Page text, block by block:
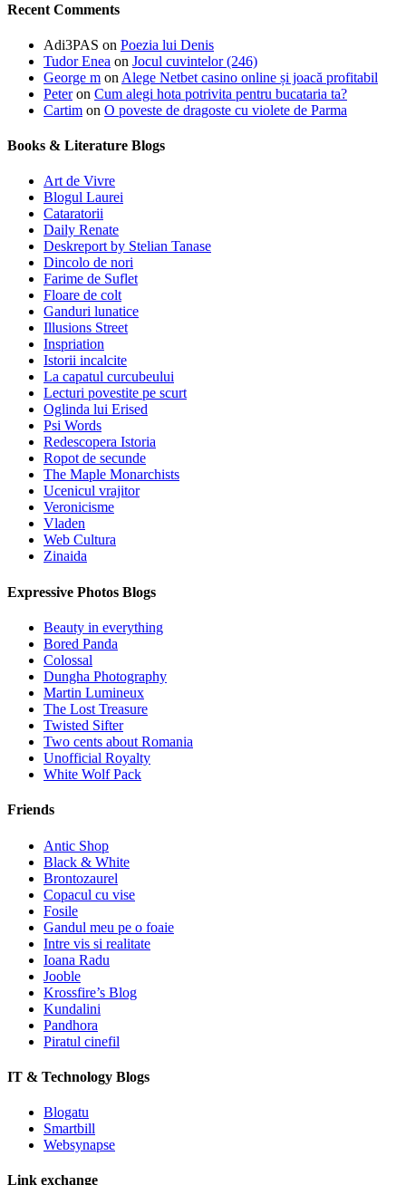
Recent Comments
Adi3PAS on Poezia lui Denis
Tudor Enea on Jocul cuvintelor (246)
George m on Alege Netbet casino online și joacă profitabil
Peteron Cum alegi hota potrivita pentru bucataria ta?
Cartim on O poveste de dragoste cu violete de Parma
Books & Literature Blogs
Art de Vivre
Blogul Laurei
Cataratorii
Daily Renate
Deskreport by Stelian Tanase
Dincolo de nori
Farime de Suflet
Floare de colt
Ganduri lunatice
Illusions Street
Inspriation
Istorii incalcite
La capatul curcubeului
Lecturi povestite pe scurt
Oglinda lui Erised
Psi Words
Redescopera Istoria
Ropot de secunde
The Maple Monarchists
Ucenicul vrajitor
Veronicisme
Vladen
Web Cultura
Zinaida
Expressive Photos Blogs
Beauty in everything
Bored Panda
Colossal
Dungha Photography
Martin Lumineux
The Lost Treasure
Twisted Sifter
Two cents about Romania
Unofficial Royalty
White Wolf Pack
Friends
Antic Shop
Black & White
Brontozaurel
Copacul cu vise
Fosile
Gandul meu pe o foaie
Intre vis si realitate
Ioana Radu
Jooble
Krossfire’s Blog
Kundalini
Pandhora
Piratul cinefil
IT & Technology Blogs
Blogatu
Smartbill
Websynapse
Link exchange